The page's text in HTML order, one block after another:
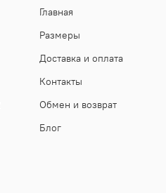
Главная
Размеры
Доставка и оплата
Контакты
Обмен и возврат
Блог